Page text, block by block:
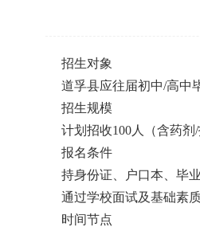
招生对象
道孚县应往届初中/高中
招生规模
计划招收100人（含药剂
报名条件
持身份证、户口本、毕
通过学校面试及基础素
时间节点